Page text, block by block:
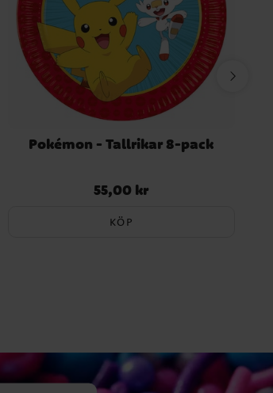
Pokémon - Tallrikar 8-pack
Pris:55,00 kr
55,00 kr
KÖP